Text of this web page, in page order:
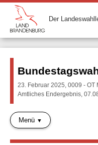
Der
23. Februar 2025, 0009 -
Amtliches Endergebnis,
Menü